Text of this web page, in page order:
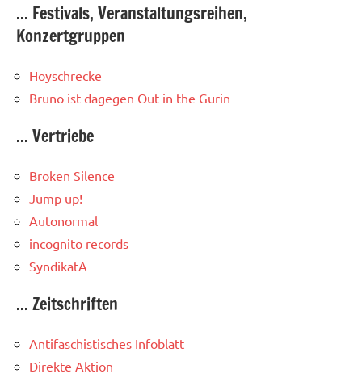
... Festivals, Veranstaltungsreihen,
Konzertgruppen
Hoyschrecke
Bruno ist dagegen Out in the Gurin
... Vertriebe
Broken Silence
Jump up!
Autonormal
incognito records
SyndikatA
... Zeitschriften
Antifaschistisches Infoblatt
Direkte Aktion